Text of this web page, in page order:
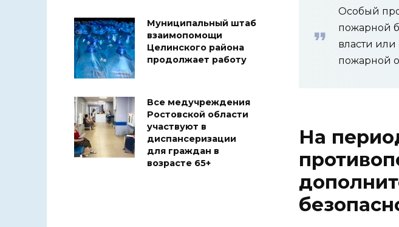
Особый
пожарной
власти
пожарной
На
Муниципальный штаб
взаимопомощи
Целинского района
продолжает работу
Все медучреждения
Ростовской области
участвуют в
диспансеризации
для граждан в
возрасте 65+